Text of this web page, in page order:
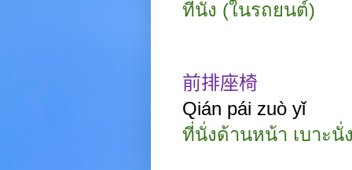
ที่นั่ง (ในรถยนต์)
前排座椅
Qián pái zuò yǐ
ที่นั่งด้านหน้า เบาะนั่